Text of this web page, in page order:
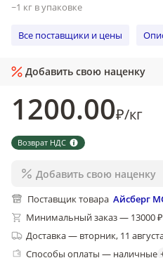
~1 кг в упаковке
Все поставщики и цены
Добавить свою наценку
1200.00₽/кг
Возврат НДС
Добавить свою наценку
Поставщик товара Айсберг
Минимальный заказ — 13000 ₽
Доставка— вторник, 11
Способы оплаты — наличные